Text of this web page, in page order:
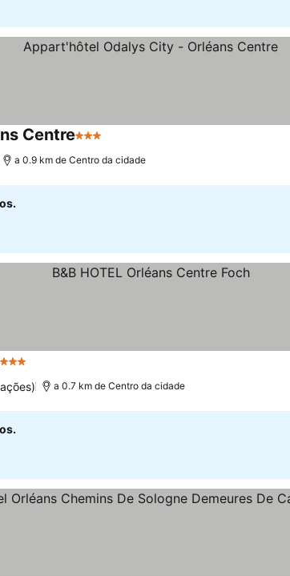
Centre3 Estrelas
a 0.9 km de Centro da cidade
3 Estrelas
a 0.7 km de Centro da cidade